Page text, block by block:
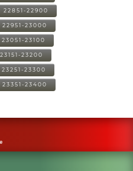
22851-22900
23000
23100
23200
23300
23400